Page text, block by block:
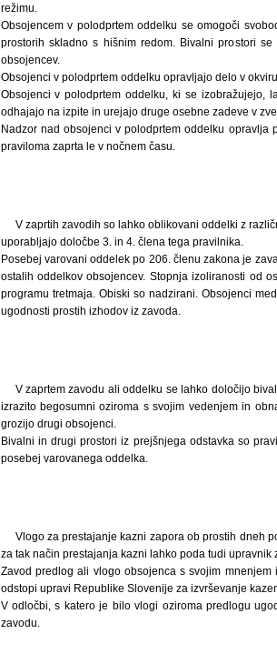
režimu.
Obsojencem v polodprtem oddelku se omogoči
prostorih skladno s hišnim redom. Bivalni prostori
obsojencev.
Obsojenci v polodprtem oddelku opravljajo delo v
Obsojenci v polodprtem oddelku, ki se izobražujejo,
odhajajo na izpite in urejajo druge osebne zadeve v
Nadzor nad obsojenci v polodprtem oddelku
praviloma zaprta le v nočnem času.
V zaprtih zavodih so lahko oblikovani oddelki z
uporabljajo določbe 3. in 4. člena tega pravilnika.
Posebej varovani oddelek po 206. členu zakona je
ostalih oddelkov obsojencev. Stopnja izoliranosti od
programu tretmaja. Obiski so nadzirani. Obsojenci
ugodnosti prostih izhodov iz zavoda.
V zaprtem zavodu ali oddelku se lahko določijo
izrazito begosumni oziroma s svojim vedenjem in
grozijo drugi obsojenci.
Bivalni in drugi prostori iz prejšnjega odstavka so
posebej varovanega oddelka.
Vlogo za prestajanje kazni zapora ob prostih dneh
za tak način prestajanja kazni lahko poda tudi upravnik
Zavod predlog ali vlogo obsojenca s svojim
odstopi upravi Republike Slovenije za izvrševanje
V odločbi, s katero je bilo vlogi oziroma predlogu
zavodu.